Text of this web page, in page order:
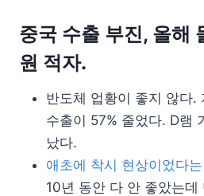
중국 수출 부진, 올해
원 적자.
반도체 업황이 좋지 않다.
수출이 57% 줄었다. D램
났다.
애초에 착시 현상이었다
10년 동안 다 안 좋았는